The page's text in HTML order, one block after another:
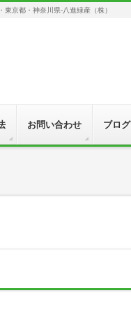
京都・神奈川県-八進緑産（株）
お問い合わせ ブログ